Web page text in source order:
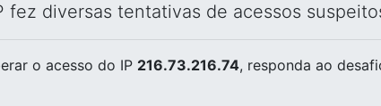
fez diversas tentativas de acessos
o acesso do IP 216.73.216.74, responda ao